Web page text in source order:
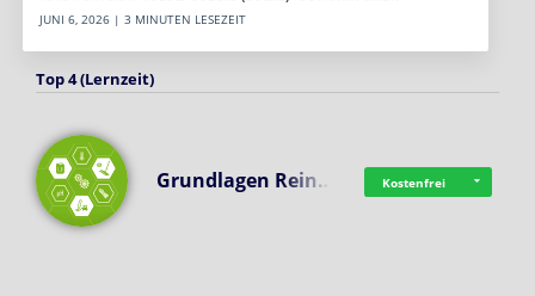
JUNI 6, 2026 | 3 MINUTEN LESEZEIT
Top 4 (Lernzeit)
Grundlagen Rein… Kostenfrei